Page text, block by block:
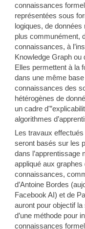
connaissances
représentées sous
logiques, de données
plus communément,
connaissances, à
Knowledge Graph ou
Elles permettent à la
dans une même
connaissances des
hétérogènes de
un cadre
algorithmes
Les travaux
seront basés sur les
dans l’apprentissage
appliqué aux graphes
connaissances,
d’Antoine Bordes
Facebook AI) et de
auront pour objectif
d’une méthode pour
connaissances